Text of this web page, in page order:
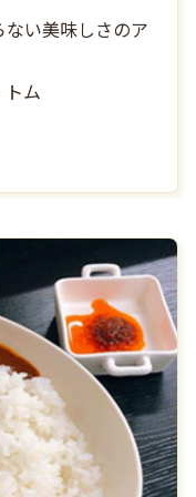
い美味しさのア
ム